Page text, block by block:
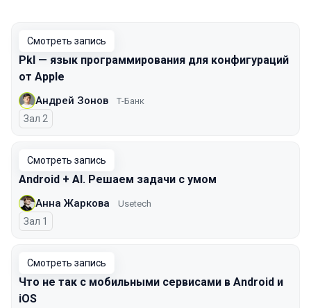
Смотреть запись
Pkl — язык программирования для конфигураций
от Apple
Андрей Зонов Т-Банк
Зал 2
Смотреть запись
Android + AI. Решаем задачи с умом
Анна Жаркова Usetech
Зал 1
Смотреть запись
Что не так с мобильными сервисами в Android и
iOS